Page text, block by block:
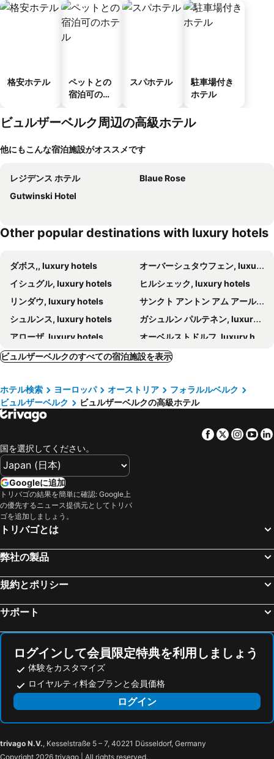
格安ホテル
ペットとの
宿泊可のホ
スパホテル
駐車場付き
ホテル
ビュルザーベルク周辺の高級ホテル
他にもこんな宿泊施設がオススメです
レジデンス ホテル
Blaue Rose
Gutwinski Hotel
Other popular destinations with luxury hotels
ダボス,, luxury hotels
オーバーシュタウフェン, luxury hotels
イシュグル, luxury hotels
ヒルシェック, luxury hotels
リンダウ, luxury hotels
サンクト アントン アム アールベルク, luxury hotels
シュルンス, luxury hotels
ガシュルン パルテネン, luxury hotels
アローザ, luxury hotels
オーベルストドルフ, luxury hotels
ザンクト ガレン, luxury hotels
ガルテュア, luxury hotels
Bad Ragaz, luxury hotels
チャグンス（シュルンズ）, luxury hotels
バート ラガッツ, luxury hotels
クール, luxury hotels
アルボン, luxury hotels
ヴァルト, luxury hotels
サムナウン, luxury hotels
Zürs, luxury hotels
シュレッケン, luxury hotels
メラウ, luxury hotels
バルダーシュヴァング, luxury hotels
ファドゥーツ, luxury hotels
ブランド, luxury hotels
St. Christoph, luxury hotels
ダミュルス, luxury hotels
Hörbranz, luxury hotels
シャーン, luxury hotels
ビュルザーベルクのすべての宿泊施設を表示
ホテル検索 ヨーロッパ オーストリア
フォラルルベルク
ビュルザーベルク
ビュルザーベルクの高級ホテル
Facebook
Twitter
国を選択してください。
Googleに追加
トリバゴの結果を簡単に確認: Google上
の優先するニュース提供元としてトリバ
ゴを追加しましょう。
トリバゴとは
弊社の製品
規約とポリシー
サポート
ログインして会員限定特典を利用しましょう
体験をカスタマイズ
ロイヤルティ料金プランと会員価格
ログイン
trivago N.V., Kesselstraße 5 – 7, 40221 Düsseldorf, Germany
Copyright 2026 trivago | All rights reserved.